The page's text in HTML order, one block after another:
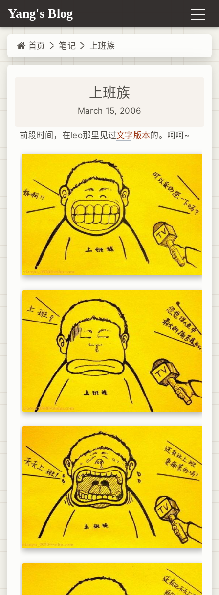
Yang's Blog
首页 笔记 上班族
上班族
March 15, 2006
前段时间，在leo那里见过文字版本的。呵呵~